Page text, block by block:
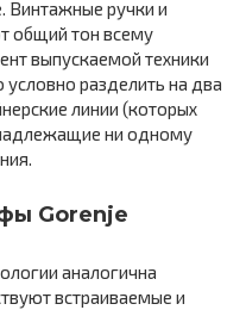
Винтажные ручки и
общий тон всему
выпускаемой техники
разделить на два
линии (которых
ни одному
Gorenje
аналогична
встраиваемые и